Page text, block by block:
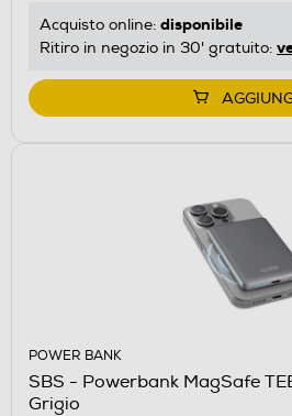
Acquisto online: disponibile
Ritiro in negozio in 30' gratuito:
POWER BANK
SBS - Powerbank MagSafe
Grigio